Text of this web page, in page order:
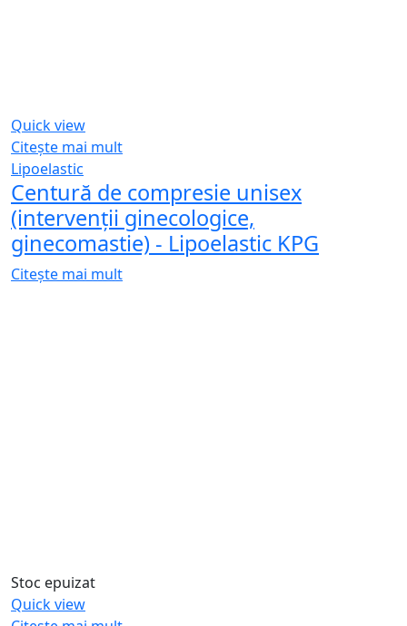
Quick view
Citește mai mult
Lipoelastic
Centură de compresie unisex
(intervenții ginecologice,
ginecomastie) - Lipoelastic KPG
Citește mai mult
Stoc epuizat
Quick view